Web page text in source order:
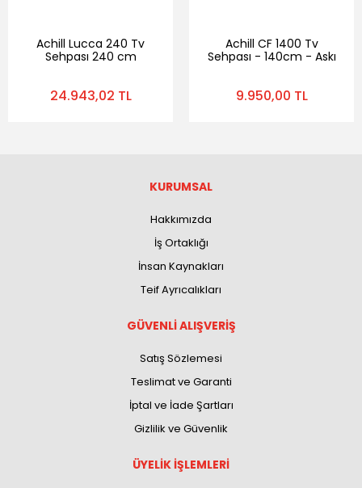
Achill Lucca 240 Tv
Sehpası 240 cm
24.943,02 TL
Achill CF 1400 Tv
Sehpası - 140cm - Askı
9.950,00 TL
KURUMSAL
Hakkımızda
İş Ortaklığı
İnsan Kaynakları
Teif Ayrıcalıkları
GÜVENLİ ALIŞVERİŞ
Satış Sözlemesi
Teslimat ve Garanti
İptal ve İade Şartları
Gizlilik ve Güvenlik
ÜYELİK İŞLEMLERİ